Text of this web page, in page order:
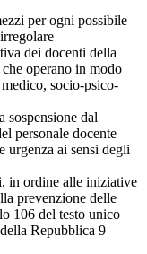
per ogni possibile
dei docenti della
operano in modo
socio-psico-
sospensione dal
personale docente
urgenza ai sensi degli
in ordine alle iniziative
prevenzione delle
106 del testo unico
Repubblica 9